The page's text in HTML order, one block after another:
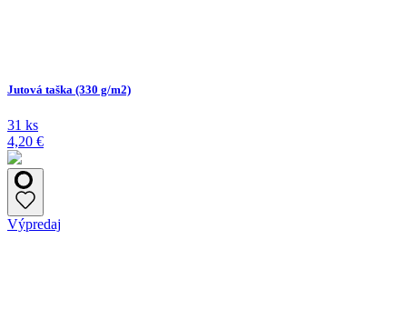
Jutová taška (330 g/m2)
31 ks
4,20 €
Výpredaj